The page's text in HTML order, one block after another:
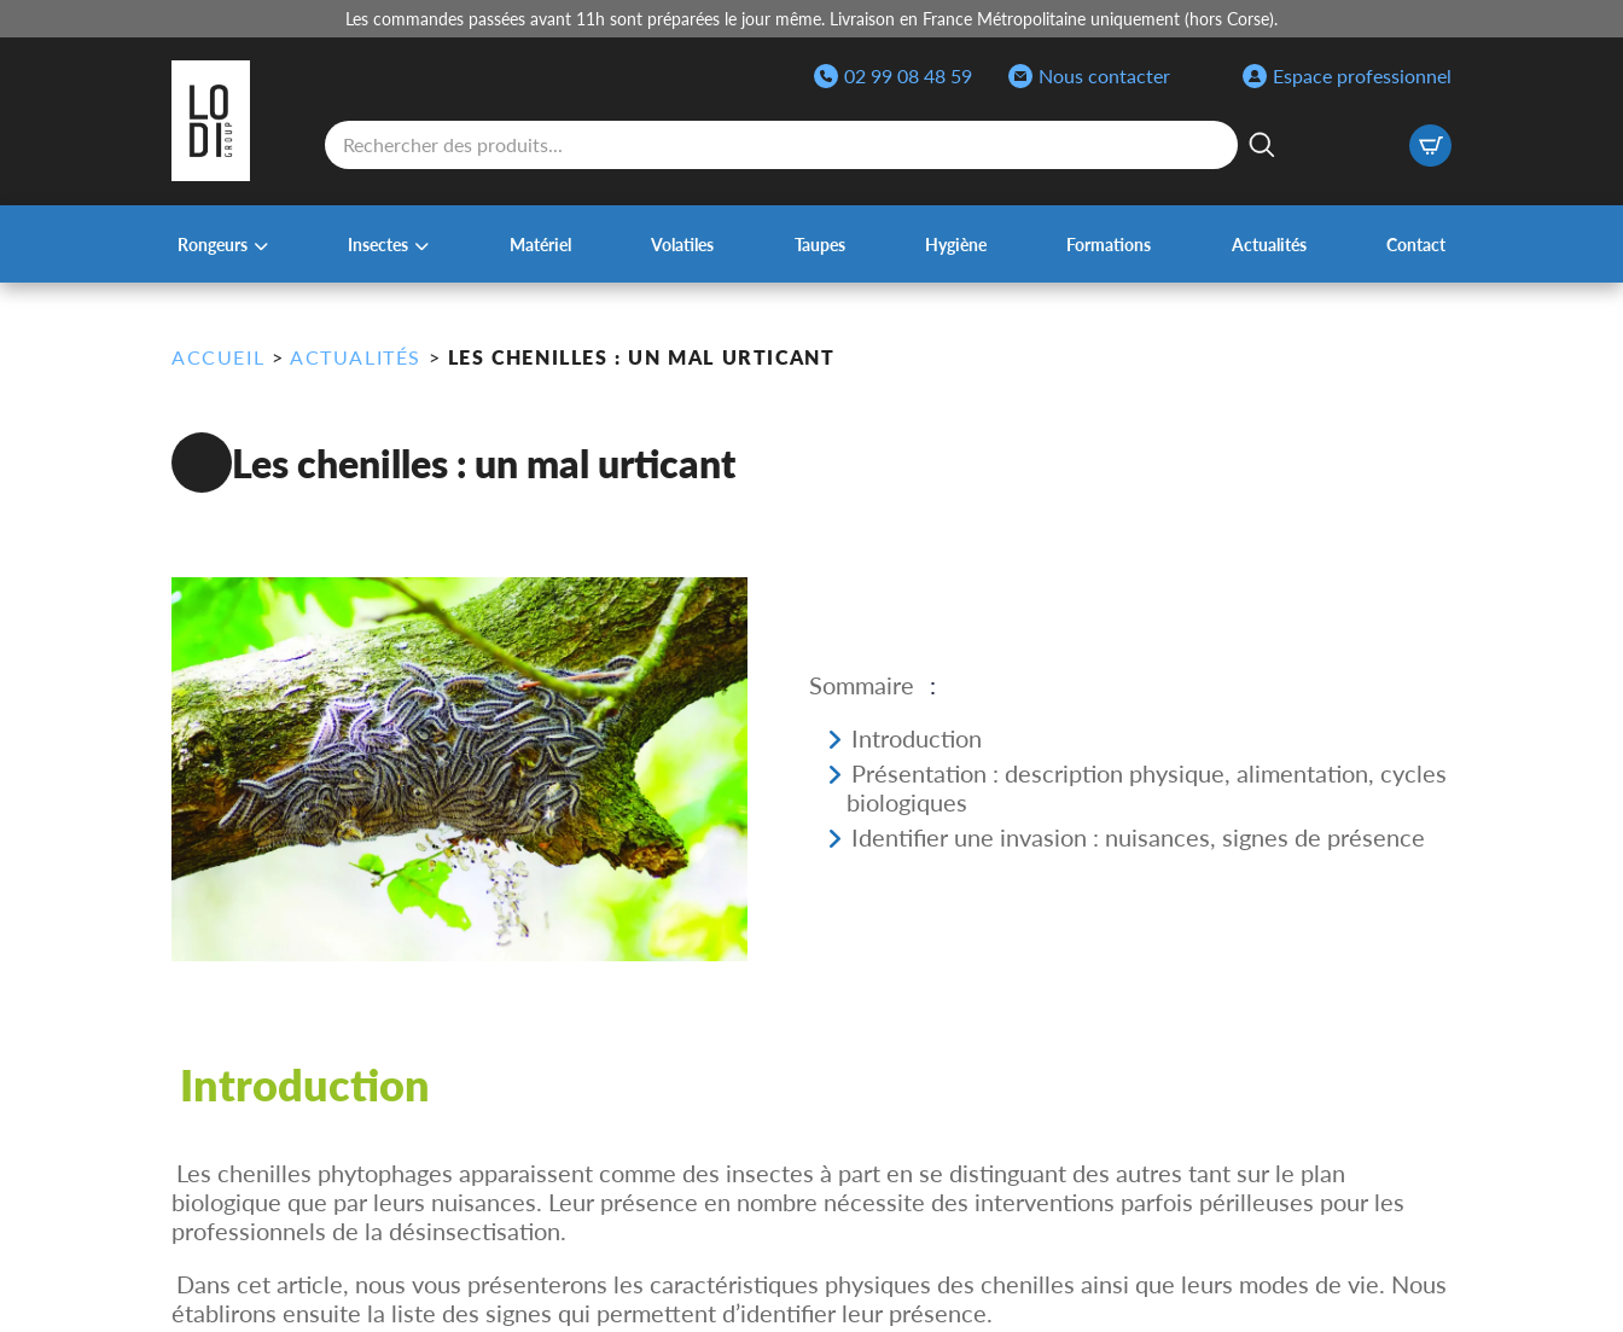
Les commandes passées avant 11h sont préparées le jour même. Livraison en France Métropolitaine uniquement (hors Corse).
02 99 08 48 59 Nous contacter
Espace professionnel
Recherche
de
produits
Rongeurs Insectes Matériel Volatiles Taupes Hygiène Formations Actualités Contact
ACCUEIL >ACTUALITÉS > LES CHENILLES : UN MAL URTICANT
Les chenilles : un mal urticant
Sommaire :
Introduction
Présentation : description physique, alimentation, cycles
biologiques
Identifier une invasion : nuisances, signes de présence
Introduction
Les chenilles phytophages apparaissent comme des insectes à part en se distinguant des autres tant sur le plan
biologique que par leurs nuisances. Leur présence en nombre nécessite des interventions parfois périlleuses pour les
professionnels de la désinsectisation.
Dans cet article, nous vous présenterons les caractéristiques physiques des chenilles ainsi que leurs modes de vie. Nous
établirons ensuite la liste des signes qui permettent d’identifier leur présence.